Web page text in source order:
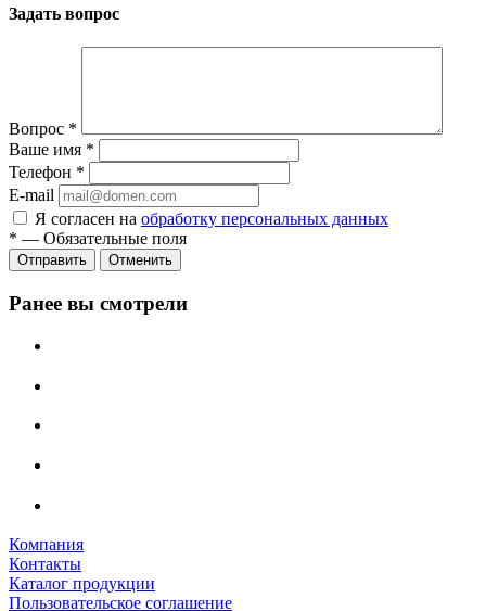
Задать вопрос
Вопрос *
Ваше имя *
Телефон *
E-mail
Я согласен на обработку персональных данных
* — Обязательные поля
Отменить
Ранее вы смотрели
Компания
Контакты
Каталог продукции
Пользовательское соглашение